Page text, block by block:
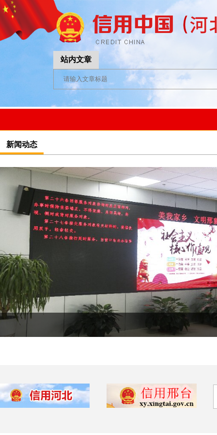
站内文章
新闻动态